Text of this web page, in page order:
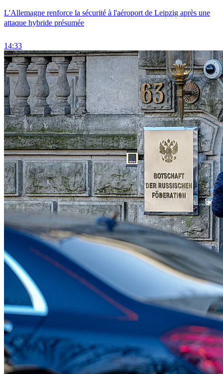
L'Allemagne renforce la sécurité à l'aéroport de Leipzig après une
attaque hybride présumée
14:33